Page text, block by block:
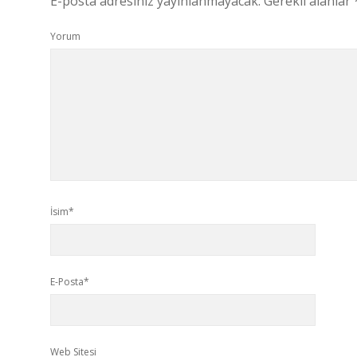
Yorum
İsim*
E-Posta*
Web Sitesi